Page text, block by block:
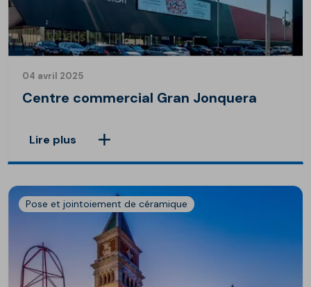
04 avril 2025
Centre commercial Gran Jonquera
Lire plus
Pose et jointoiement de céramique